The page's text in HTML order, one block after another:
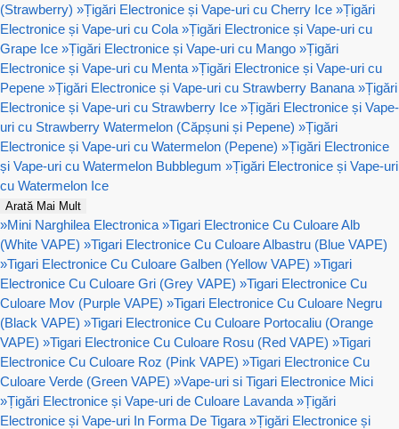
(Strawberry) »Țigări Electronice și Vape-uri cu Cherry Ice »Țigări
Electronice și Vape-uri cu Cola »Țigări Electronice și Vape-uri cu
Grape Ice »Țigări Electronice și Vape-uri cu Mango »Țigări
Electronice și Vape-uri cu Menta »Țigări Electronice și Vape-uri cu
Pepene »Țigări Electronice și Vape-uri cu Strawberry Banana »Țigări
Electronice și Vape-uri cu Strawberry Ice »Țigări Electronice și Vape-
uri cu Strawberry Watermelon (Căpșuni și Pepene) »Țigări
Electronice și Vape-uri cu Watermelon (Pepene) »Țigări Electronice
și Vape-uri cu Watermelon Bubblegum »Țigări Electronice și Vape-uri
cu Watermelon Ice
Arată Mai Mult
»Mini Narghilea Electronica »Tigari Electronice Cu Culoare Alb
(White VAPE) »Tigari Electronice Cu Culoare Albastru (Blue VAPE)
»Tigari Electronice Cu Culoare Galben (Yellow VAPE) »Tigari
Electronice Cu Culoare Gri (Grey VAPE) »Tigari Electronice Cu
Culoare Mov (Purple VAPE) »Tigari Electronice Cu Culoare Negru
(Black VAPE) »Tigari Electronice Cu Culoare Portocaliu (Orange
VAPE) »Tigari Electronice Cu Culoare Rosu (Red VAPE) »Tigari
Electronice Cu Culoare Roz (Pink VAPE) »Tigari Electronice Cu
Culoare Verde (Green VAPE) »Vape-uri si Tigari Electronice Mici
»Țigări Electronice și Vape-uri de Culoare Lavanda »Țigări
Electronice și Vape-uri In Forma De Tigara »Țigări Electronice și